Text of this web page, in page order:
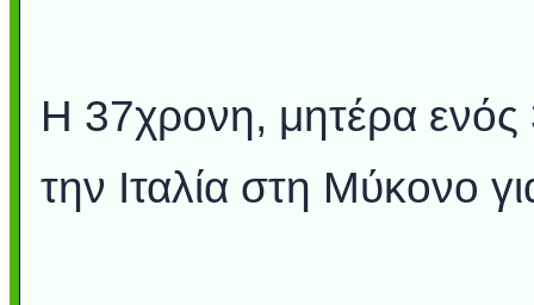
Η 37χρονη, μητέρα ενός
την Ιταλία στη Μύκονο